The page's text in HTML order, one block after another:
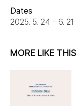
Dates
2025. 5. 24 – 6. 21
MORE LIKE THIS